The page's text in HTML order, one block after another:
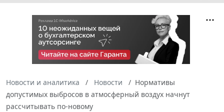
Новости и аналитика Новости
Нормативы
допустимых выбросов в атмосферный воздух начнут
рассчитывать по-новому